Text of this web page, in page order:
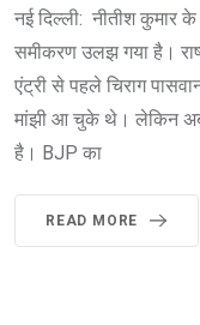
नई दिल्ली: नीतीश कुमार
समीकरण उलझ गया है।
एंट्री से पहले चिराग
मांझी आ चुके थे। लेकिन अब
है। BJP का
READ MORE